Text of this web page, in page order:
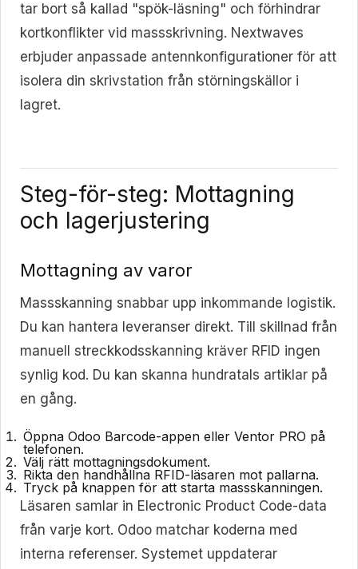
tar bort så kallad "spök-läsning" och förhindrar
kortkonflikter vid massskrivning. Nextwaves
erbjuder anpassade antennkonfigurationer för att
isolera din skrivstation från störningskällor i
lagret.
Steg-för-steg: Mottagning
och lagerjustering
Mottagning av varor
Massskanning snabbar upp inkommande logistik.
Du kan hantera leveranser direkt. Till skillnad från
manuell streckkodsskanning kräver RFID ingen
synlig kod. Du kan skanna hundratals artiklar på
en gång.
Öppna Odoo Barcode-appen eller Ventor PRO på
telefonen.
Välj rätt mottagningsdokument.
Rikta den handhållna RFID-läsaren mot pallarna.
Tryck på knappen för att starta massskanningen.
Läsaren samlar in Electronic Product Code-data
från varje kort. Odoo matchar koderna med
interna referenser. Systemet uppdaterar